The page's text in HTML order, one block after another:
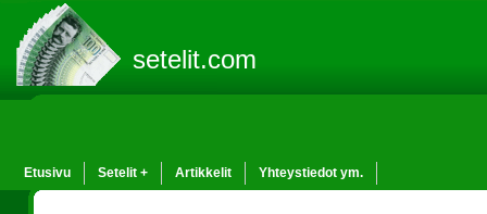
setelit.com
Etusivu Setelit + Artikkelit Yhteystiedot ym.